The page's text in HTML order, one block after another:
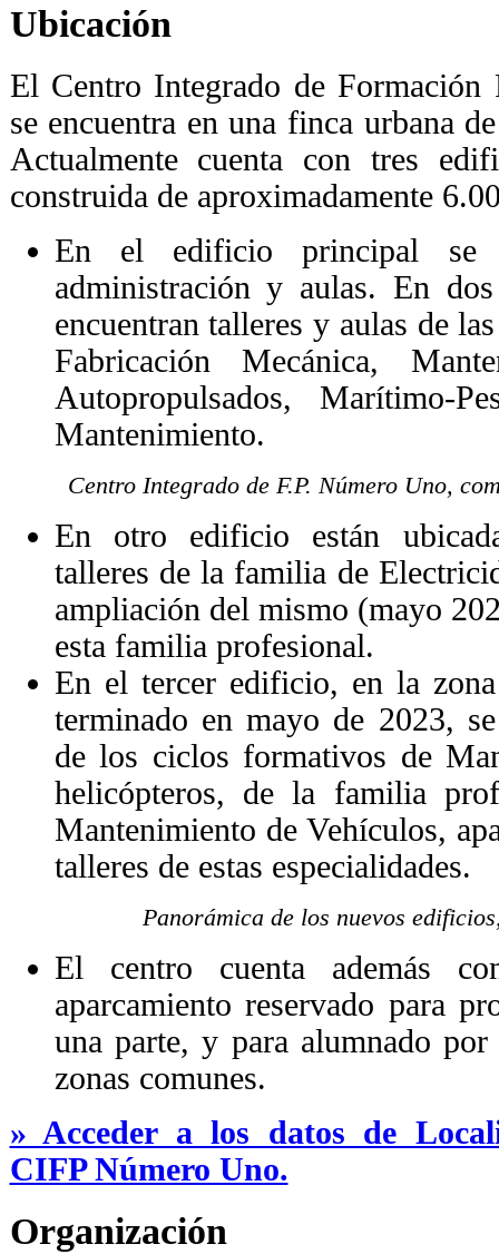
Ubicación
El Centro Integrado de
se encuentra en una finca urbana
Actualmente cuenta con tres
construida de aproximadamente
En el edificio principal se
administración y aulas. En
encuentran talleres y aulas de
Fabricación Mecánica,
Autopropulsados, Marítimo-
Mantenimiento.
Centro Integrado de F.P. Número Uno,
En otro edificio están
talleres de la familia de
ampliación del mismo (mayo
esta familia profesional.
En el tercer edificio, en la
terminado en mayo de 2023,
de los ciclos formativos de
helicópteros, de la familia
Mantenimiento de Vehículos,
talleres de estas especialidades.
Panorámica de los nuevos
El centro cuenta además
aparcamiento reservado para
una parte, y para alumnado
zonas comunes.
» Acceder a los datos de
CIFP Número Uno.
Organización